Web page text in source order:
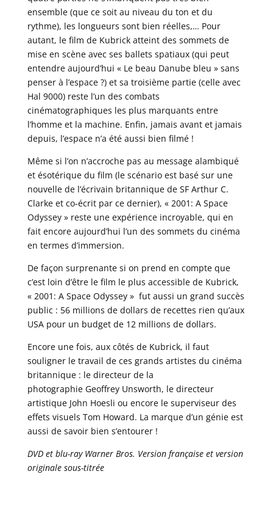
ensemble (que ce soit au niveau du ton et du
rythme), les longueurs sont bien réelles,… Pour
autant, le film de Kubrick atteint des sommets de
mise en scène avec ses ballets spatiaux (qui peut
entendre aujourd’hui « Le beau Danube bleu » sans
penser à l’espace ?) et sa troisième partie (celle avec
Hal 9000) reste l’un des combats
cinématographiques les plus marquants entre
l’homme et la machine. Enfin, jamais avant et jamais
depuis, l’espace n’a été aussi bien filmé !
Même si l’on n’accroche pas au message alambiqué
et ésotérique du film (le scénario est basé sur une
nouvelle de l’écrivain britannique de SF Arthur C.
Clarke et co-écrit par ce dernier), « 2001: A Space
Odyssey » reste une expérience incroyable, qui en
fait encore aujourd’hui l’un des sommets du cinéma
en termes d’immersion.
De façon surprenante si on prend en compte que
c’est loin d’être le film le plus accessible de Kubrick,
« 2001: A Space Odyssey » fut aussi un grand succès
public : 56 millions de dollars de recettes rien qu’aux
USA pour un budget de 12 millions de dollars.
Encore une fois, aux côtés de Kubrick, il faut
souligner le travail de ces grands artistes du cinéma
britannique : le directeur de la
photographie Geoffrey Unsworth, le directeur
artistique John Hoesli ou encore le superviseur des
effets visuels Tom Howard. La marque d’un génie est
aussi de savoir bien s’entourer !
DVD et blu-ray Warner Bros. Version française et version
originale sous-titrée